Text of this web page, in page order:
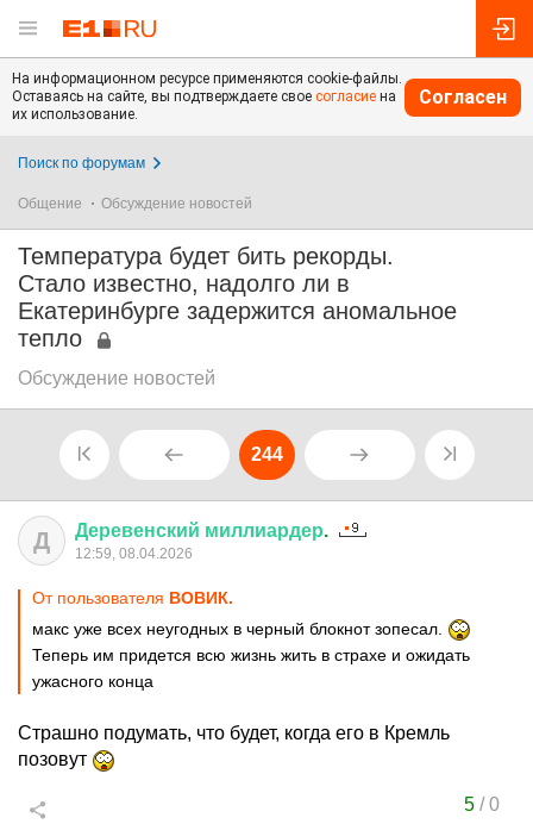
На информационном ресурсе применяются cookie-файлы.
Оставаясь на сайте, вы подтверждаете свое согласие на
их использование.
Согласен
Поиск по форумам
Общение Обсуждение новостей
Температура будет бить рекорды.
Стало известно, надолго ли в
Екатеринбурге задержится аномальное
тепло
Обсуждение новостей
244
Д Деревенский миллиардер.
12:59, 08.04.2026
От пользователя ВОВИК.
макс уже всех неугодных в черный блокнот зопесал.
Теперь им придется всю жизнь жить в страхе и ожидать
ужасного конца
Страшно подумать, что будет, когда его в Кремль
позовут
5/0